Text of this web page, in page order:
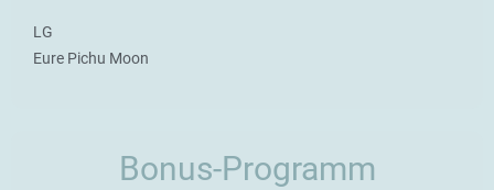
LG
Eure Pichu Moon
Bonus-Programm